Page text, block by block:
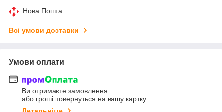
Нова Пошта
Всі умови доставки
Умови оплати
Ви отримаєте замовлення
або гроші повернуться на вашу картку